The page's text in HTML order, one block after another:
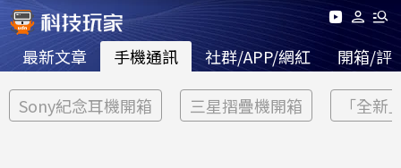
最新文章 手機通訊 社群/APP/網紅 開箱/評
Sony紀念耳機開箱 三星摺疊機開箱 「全新